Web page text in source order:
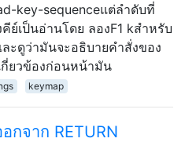
key-sequenceแต่ลำดับที่
เป็นอ่านโดย ลองF1 kสำหรับ
ะดูว่ามันจะอธิบายคำสั่งของ
ยวข้องก่อนหน้ามัน
keymap
กจาก RETURN